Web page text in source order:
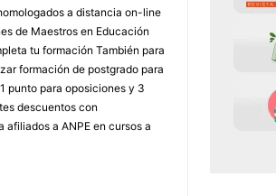
a distancia on-line
de Maestros en Educación
tu formación También para
formación de postgrado para
punto para oposiciones y 3
descuentos con
a ANPE en cursos a